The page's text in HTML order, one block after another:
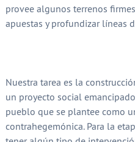
provee algunos terrenos
apuestas y profundizar líneas
Nuestra tarea es la
un proyecto social
pueblo que se plantee como
contrahegemónica. Para la